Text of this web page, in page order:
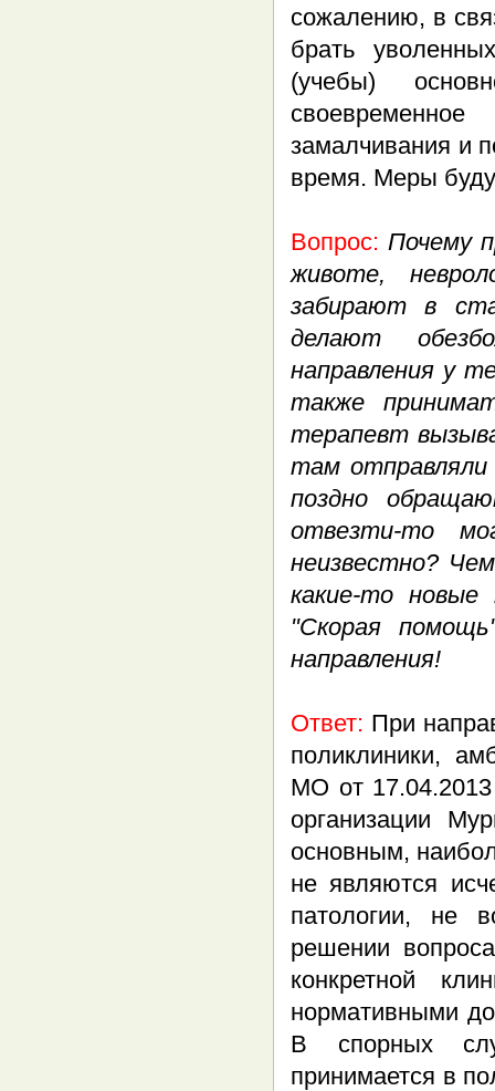
сожалению, в
брать
(учебы)
замалчивания и
время. Меры
Вопрос: Почему
животе,
забирают в
делают
направления у
также
терапевт
там
поздно
отвезти-то
неизвестно?
какие-то новые
"Скорая
направления!
Ответ: При
поликлиники,
МО от
организации
основным,
не являются
патологии, не
решении
конкретной
нормативными
В спорных
принимается в